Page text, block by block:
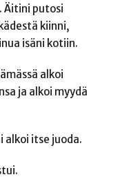
Äitini putosi
kiinni,
isäni kotiin.
alkoi
ja alkoi myydä
alkoi itse juoda.